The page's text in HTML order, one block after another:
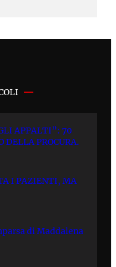
APPALTI”: 70
PROCURA.
I PAZIENTI, MA
di Maddalena